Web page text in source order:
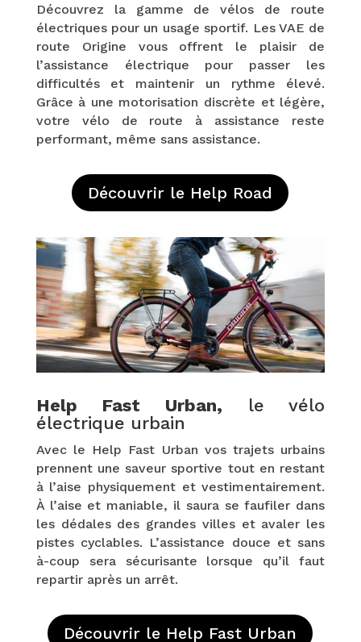
Découvrez la gamme de vélos de route
électriques pour un usage sportif. Les VAE de
route Origine vous offrent le plaisir de
l’assistance électrique pour passer les
difficultés et maintenir un rythme élevé.
Grâce à une motorisation discrète et légère,
votre vélo de route à assistance reste
performant, même sans assistance.
Découvrir le Help Road
Help Fast Urban, le vélo
électrique urbain
Avec le Help Fast Urban vos trajets urbains
prennent une saveur sportive tout en restant
à l’aise physiquement et vestimentairement.
À l’aise et maniable, il saura se faufiler dans
les dédales des grandes villes et avaler les
pistes cyclables. L’assistance douce et sans
à-coup sera sécurisante lorsque qu’il faut
repartir après un arrêt.
Découvrir le Help Fast Urban